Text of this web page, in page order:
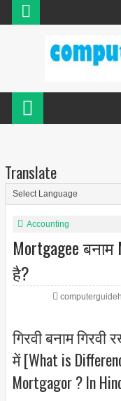
Translate
Accounting
Mortgagee
है?
गिरवी बनाम
में [What is
Mortgagor ? In